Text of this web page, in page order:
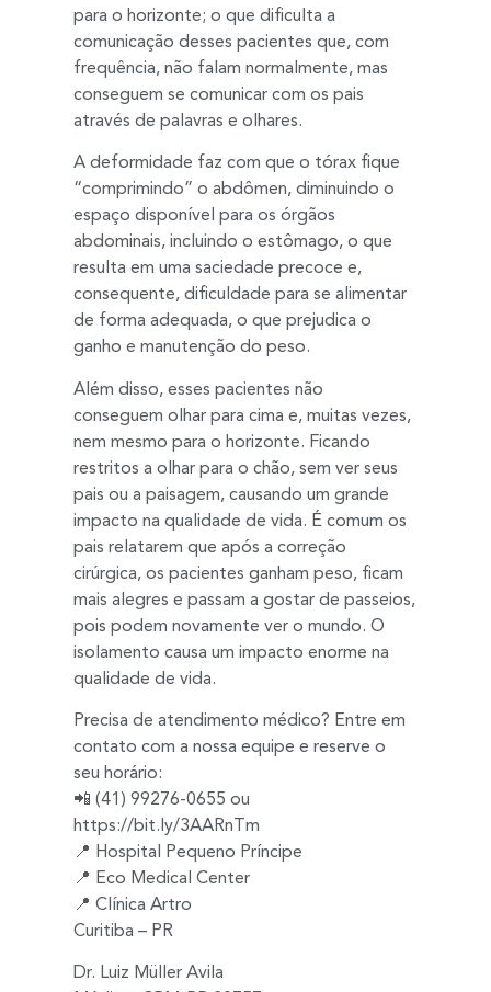
para o horizonte; o que dificulta a
comunicação desses pacientes que, com
frequência, não falam normalmente, mas
conseguem se comunicar com os pais
através de palavras e olhares.
A deformidade faz com que o tórax fique
“comprimindo” o abdômen, diminuindo o
espaço disponível para os órgãos
abdominais, incluindo o estômago, o que
resulta em uma saciedade precoce e,
consequente, dificuldade para se alimentar
de forma adequada, o que prejudica o
ganho e manutenção do peso.
Além disso, esses pacientes não
conseguem olhar para cima e, muitas vezes,
nem mesmo para o horizonte. Ficando
restritos a olhar para o chão, sem ver seus
pais ou a paisagem, causando um grande
impacto na qualidade de vida. É comum os
pais relatarem que após a correção
cirúrgica, os pacientes ganham peso, ficam
mais alegres e passam a gostar de passeios,
pois podem novamente ver o mundo. O
isolamento causa um impacto enorme na
qualidade de vida.
Precisa de atendimento médico? Entre em
contato com a nossa equipe e reserve o
seu horário:
📲 (41) 99276-0655 ou
https://bit.ly/3AARnTm
📍 Hospital Pequeno Príncipe
📍 Eco Medical Center
📍 Clínica Artro
Curitiba – PR
Dr. Luiz Müller Avila